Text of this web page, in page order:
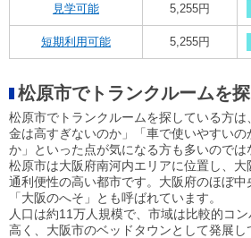
見学可能 5,255円
短期利用可能 5,255円
松原市でトランクルームを
松原市でトランクルームを探している方
金は高すぎないのか」「車で使いやすい
か」といった点が気になる方も多いのでは
松原市は大阪府南河内エリアに位置し、
通利便性の高い都市です。大阪府のほぼ中
「大阪のへそ」とも呼ばれています。
人口は約11万人規模で、市域は比較的コ
高く、大阪市のベッドタウンとして発展し